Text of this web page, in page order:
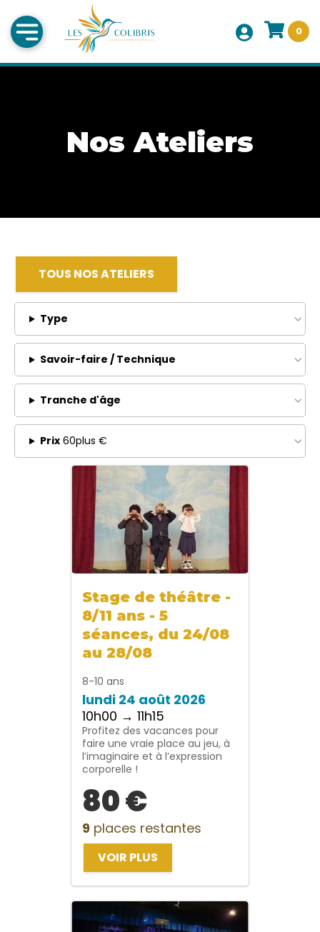
0
Nos Ateliers
TOUS NOS ATELIERS
Type
Savoir-faire / Technique
Tranche d'âge
Prix60plus €
Stage de théâtre -
8/11 ans - 5
séances, du 24/08
au 28/08
8-10 ans
lundi 24 août 2026
10h00 → 11h15
Profitez des vacances pour
faire une vraie place au jeu, à
l’imaginaire et à l’expression
corporelle !
80 €
9 places restantes
VOIR PLUS